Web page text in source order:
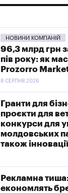
НОВИНИ КОМПАНІЙ
96,3 млрд грн
пів року: як
Prozorro
8 СЕРПНЯ 2026
Гранти для
проєкти для
конкурси для
молдовських
також
Рекламна
економлять